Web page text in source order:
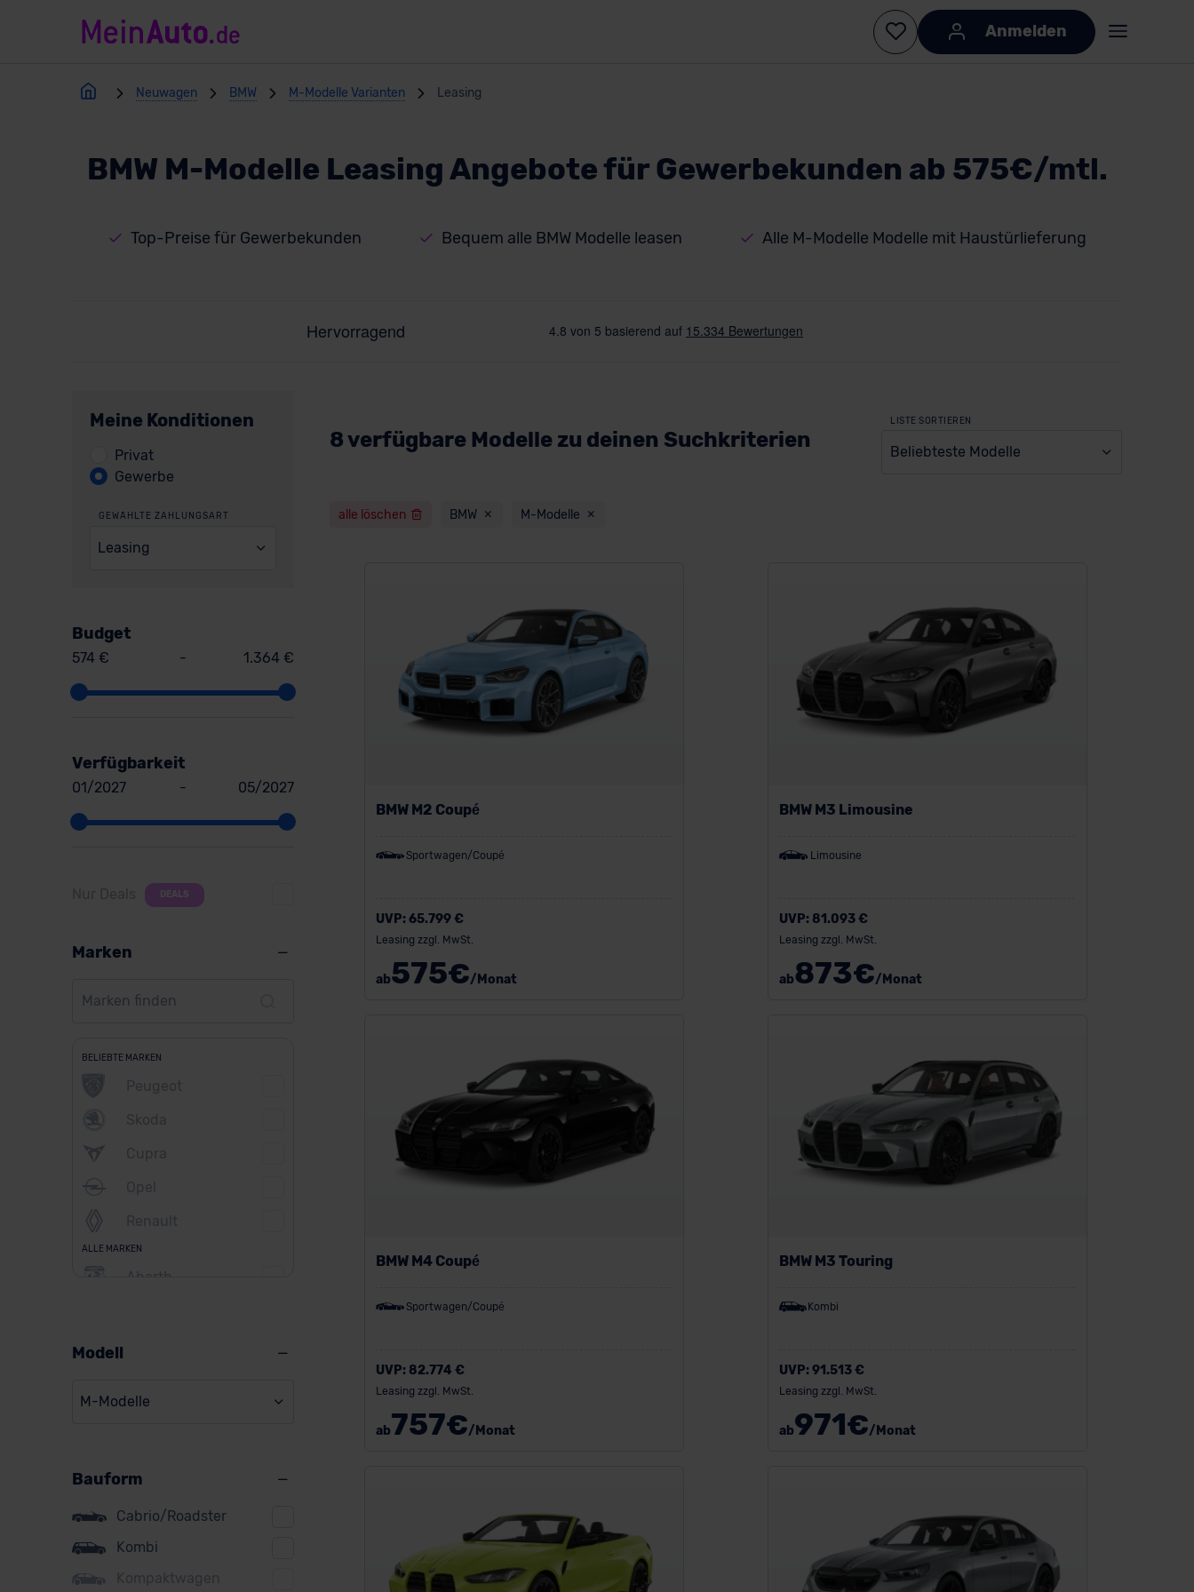
Anmelden
Neuwagen BMW M-Modelle Varianten Leasing
BMW M-Modelle Leasing Angebote für Gewerbekunden ab 575€/mtl.
Top-Preise für Gewerbekunden Bequem alle BMW Modelle leasen Alle M-Modelle Modelle mit Haustürlieferung
Meine Konditionen
Privat
Gewerbe
GEWÄHLTE ZAHLUNGSART
Leasing
Budget
574 € - 1.364 €
Verfügbarkeit
01/2027 - 05/2027
Nur Deals DEALS
Marken
BELIEBTE MARKEN
Peugeot
Skoda
Cupra
Opel
Renault
ALLE MARKEN
Abarth
BMW
Citroen
Cupra
DS
Dacia
Modell
M-Modelle
Bauform
Cabrio/Roadster
Kombi
Kompaktwagen
8 verfügbare Modelle zu deinen Suchkriterien
LISTE SORTIEREN
Beliebteste Modelle
alle löschen BMW M-Modelle
BMW M2 Coupé
Sportwagen/Coupé
UVP: 65.799 €
Leasing zzgl. MwSt.
ab575€/Monat
BMW M3 Limousine
Limousine
UVP: 81.093 €
Leasing zzgl. MwSt.
ab873€/Monat
BMW M4 Coupé
Sportwagen/Coupé
UVP: 82.774 €
Leasing zzgl. MwSt.
ab757€/Monat
BMW M3 Touring
Kombi
UVP:91.513 €
Leasing zzgl. MwSt.
ab971€/Monat